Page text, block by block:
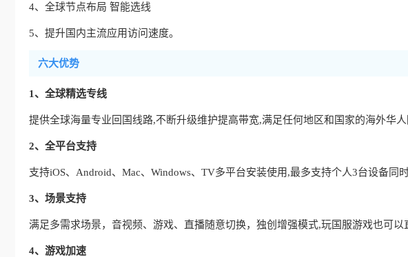
4、全球节点布局 智能选线
5、提升国内主流应用访问速度。
六大优势
1、全球精选专线
提供全球海量专业回国线路,不断升级维护提高带宽,满足任何地区和国家的海外华
2、全平台支持
支持iOS、Android、Mac、Windows、TV多平台安装使用,最多支持个人3台设备同
3、场景支持
满足多需求场景，音视频、游戏、直播随意切换，独创增强模式,玩国服游戏也可以
4、游戏加速